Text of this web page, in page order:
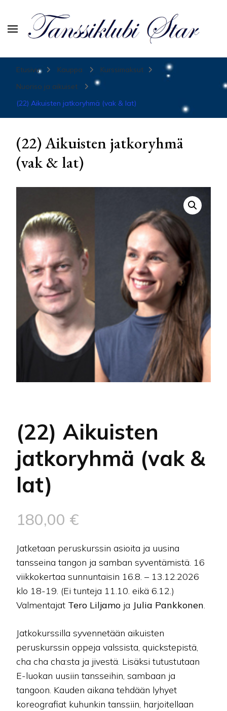
Tanssiurheiluseura Star
Etusivu Kauppa
Kurssimaksut
Nuoriso ja aikuiset
(22) Aikuisten jatkoryhmä (vak & lat)
(22) Aikuisten jatkoryhmä
(vak & lat)
(22) Aikuisten
jatkoryhmä (vak &
lat)
180,00 €
Jatketaan peruskurssin asioita ja uusina
tansseina tangon ja samban syventämistä. 16
viikkokertaa sunnuntaisin 16.8. – 13.12.2026
klo 18-19. (Ei tunteja 11.10. eikä 6.12.)
Valmentajat Tero Liljamo ja Julia Pankkonen.
Jatkokurssilla syvennetään aikuisten
peruskurssin oppeja valssista, quickstepistä,
cha cha cha:sta ja jivestä. Lisäksi tutustutaan
E-luokan uusiin tansseihin, sambaan ja
tangoon. Kauden aikana tehdään lyhyet
koreografiat kuhunkin tanssiin, harjoitellaan